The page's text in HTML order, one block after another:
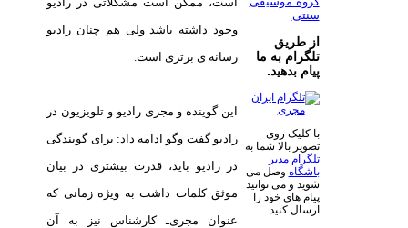
وجود داشته باشد ولی هم چنان رادیو
رسانه ی برتری است.
این گوینده و مجری رادیو و تلویزیون در
رادیو گفت وگو ادامه داد: برای گویندگی
در رادیو باید، قدرت بیشتری در بیان
موثق کلمات داشت به ویژه زمانی که
عنوان مجری‌ـ کارشناس نیز به آن
سنتی
از طریق
تلگرام به ما
پیام بدهید.
با کلیک روی
تصویر بالا شما به
تلگرام مدیر
باشگاه وصل می
شوید و می توانید
پیام های خود را
ارسال کنید.